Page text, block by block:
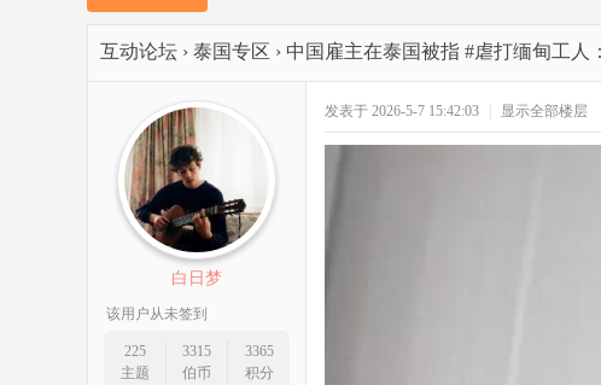
互动论坛 › 泰国专区 › 中国雇主在泰国被指 #虐打缅甸工人
白日梦
该用户从未签到
225
主题
3315
伯币
3365
积分
发表于 2026-5-7 15:42:03 显示全部楼层